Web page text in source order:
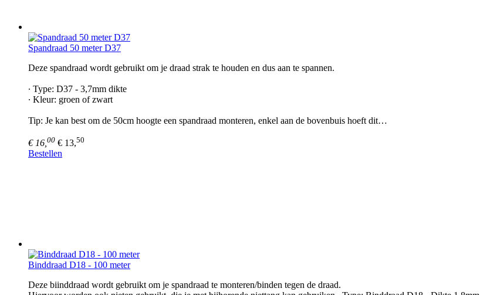
Spandraad 50 meter D37
Deze spandraad wordt gebruikt om je draad strak te houden en dus aan te spannen.
∙ Type: D37 - 3,7mm dikte
∙ Kleur: groen of zwart
Tip: Je kan best om de 50cm hoogte een spandraad monteren, enkel aan de bovenbuis hoeft dit…
€ 16, 00 € 13,50
Bestellen
Binddraad D18 - 100 meter
Deze biinddraad wordt gebruikt om je spandraad te monteren/binden tegen de draad.